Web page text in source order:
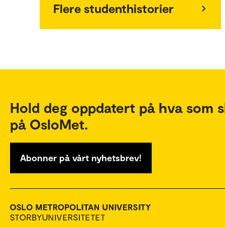
Flere studenthistorier
Hold deg oppdatert på hva som
på OsloMet.
Abonner på vårt nyhetsbrev!